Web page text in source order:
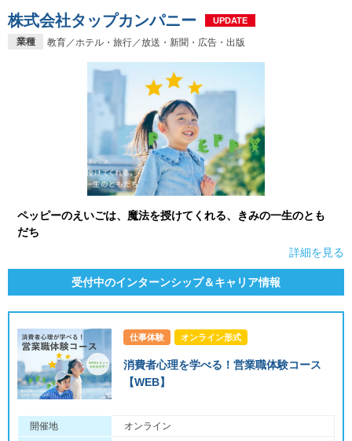
業種 教育／ホテル・旅行／放送・新聞・広告・出版
株式会社タップカンパニー UPDATE
ペッピーのえいごは、魔法を授けてくれる、きみの一生のとも
だち
詳細を見る
受付中のインターンシップ＆キャリア情報
仕事体験 オンライン形式
消費者心理を学べる！営業職体験コース
【WEB】
開催地
オンライン